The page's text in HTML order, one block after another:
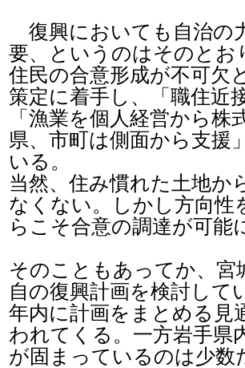
復興においても自治の
要、というのはそのとお
住民の合意形成が不可欠
策定に着手し、「職住近
「漁業を個人経営から
県、市町は側面から支援
いる。
当然、住み慣れた土地か
なくない。しかし方向性
らこそ合意の調達が可能
そのこともあってか、宮
自の復興計画を検討して
年内に計画をまとめる見
われてくる。一方岩手県
が固まっているのは少数